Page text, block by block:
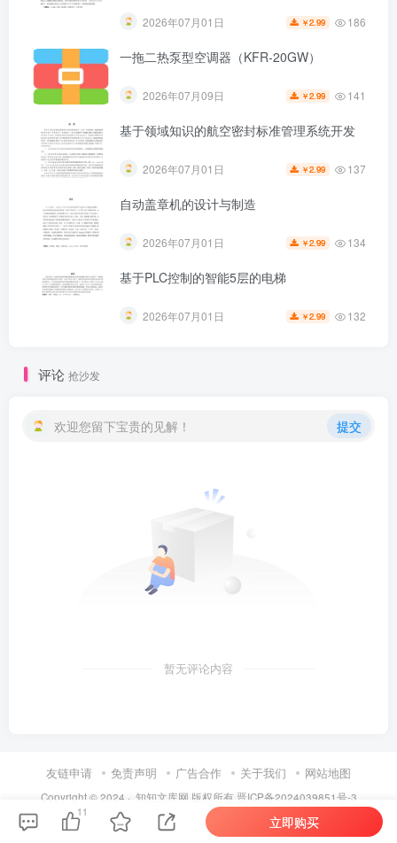
第5页 / 共67页
第6页 / 共67页
2026年07月01日 ￥2.99 186
一拖二热泵型空调器（KFR-20GW）
2026年07月09日 ￥2.99 141
基于领域知识的航空密封标准管理系统开发
2026年07月01日 ￥2.99 137
自动盖章机的设计与制造
2026年07月01日 ￥2.99 134
基于PLC控制的智能5层的电梯
2026年07月01日 ￥2.99 132
评论 抢沙发
欢迎您留下宝贵的见解！ 提交
暂无评论内容
友链申请 免责声明 广告合作 关于我们 网站地图
Copyright © 2024 · 知知文库网 版权所有晋ICP备2024039851号-3
11
立即购买